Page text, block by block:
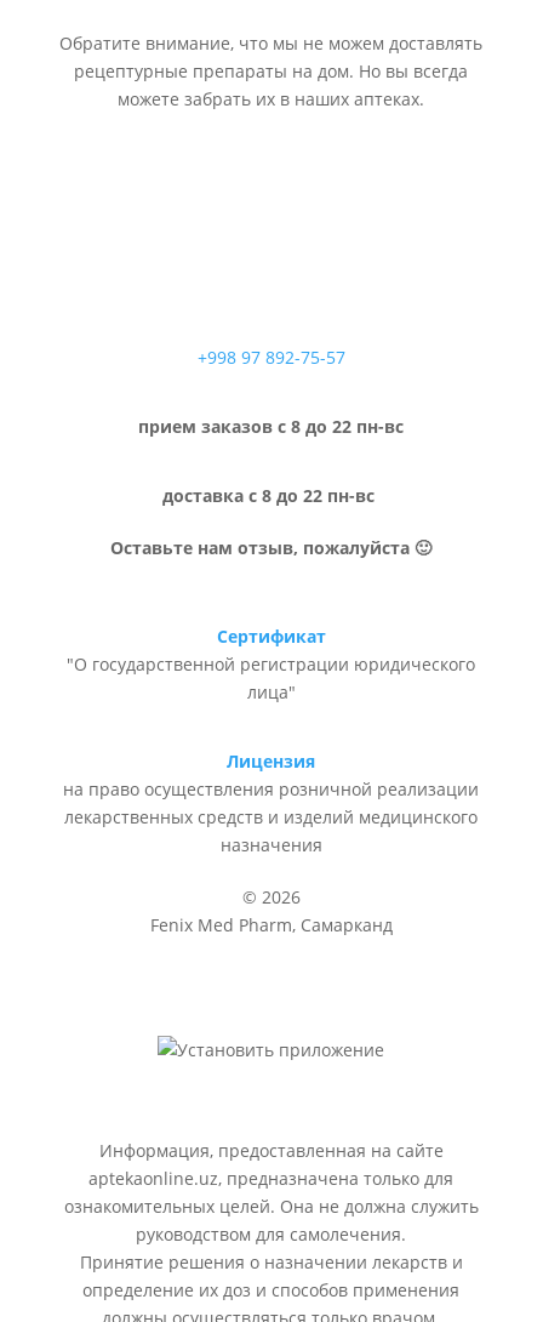
Обратите внимание, что мы не можем доставлять
рецептурные препараты на дом. Но вы всегда
можете забрать их в наших аптеках.
+998 97 892-75-57
прием заказов с 8 до 22 пн-вс
доставка с 8 до 22 пн-вс
Оставьте нам отзыв, пожалуйста 🙂
Сертификат
"О государственной регистрации юридического
лица"
Лицензия
на право осуществления розничной реализации
лекарственных средств и изделий медицинского
назначения
© 2026
Fenix Med Pharm, Самарканд
Информация, предоставленная на сайте
aptekaonline.uz, предназначена только для
ознакомительных целей. Она не должна служить
руководством для самолечения.
Принятие решения о назначении лекарств и
определение их доз и способов применения